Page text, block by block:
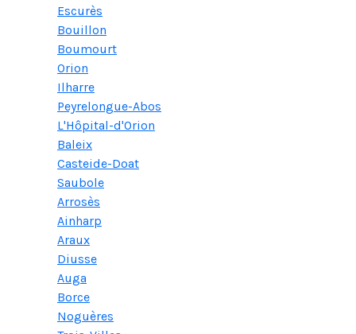
Escurès
Bouillon
Boumourt
Orion
Ilharre
Peyrelongue-Abos
L'Hôpital-d'Orion
Baleix
Casteide-Doat
Saubole
Arrosès
Ainharp
Araux
Diusse
Auga
Borce
Noguères